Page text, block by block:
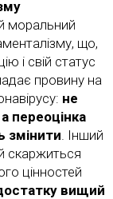
моральний
що,
і свій статус
провину на
не
переоцінка
змінити . Інший
скаржиться
цінностей
вищий